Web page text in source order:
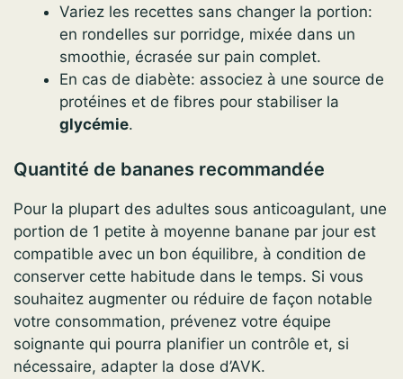
Variez les recettes sans changer la portion:
en rondelles sur porridge, mixée dans un
smoothie, écrasée sur pain complet.
En cas de diabète: associez à une source de
protéines et de fibres pour stabiliser la
glycémie.
Quantité de bananes recommandée
Pour la plupart des adultes sous anticoagulant, une
portion de 1 petite à moyenne banane par jour est
compatible avec un bon équilibre, à condition de
conserver cette habitude dans le temps. Si vous
souhaitez augmenter ou réduire de façon notable
votre consommation, prévenez votre équipe
soignante qui pourra planifier un contrôle et, si
nécessaire, adapter la dose d’AVK.